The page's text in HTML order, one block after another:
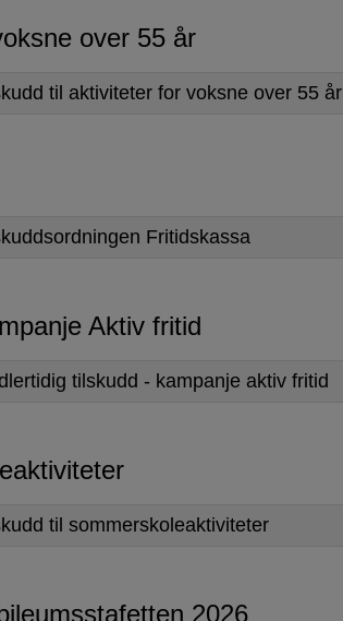
over 55 år
til aktiviteter for voksne over 55 år
Fritidskassa
Aktiv fritid
tilskudd - kampanje aktiv fritid
til sommerskoleaktiviteter
2026